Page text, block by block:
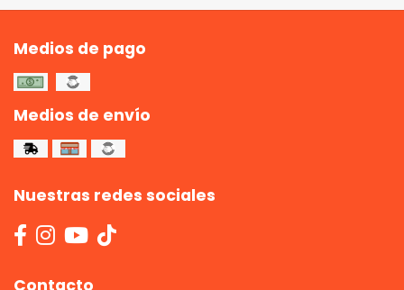
Medios de pago
Medios de envío
Nuestras redes sociales